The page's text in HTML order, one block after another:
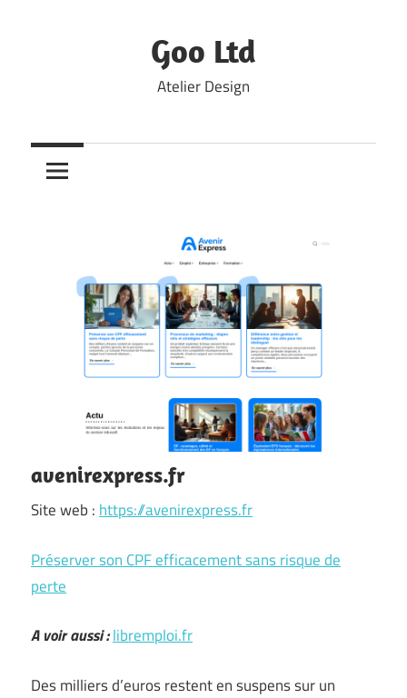
Goo Ltd
Atelier Design
avenirexpress.fr
Site web : https://avenirexpress.fr
Préserver son CPF efficacement sans risque de
perte
A voir aussi :libremploi.fr
Des milliers d’euros restent en suspens sur un